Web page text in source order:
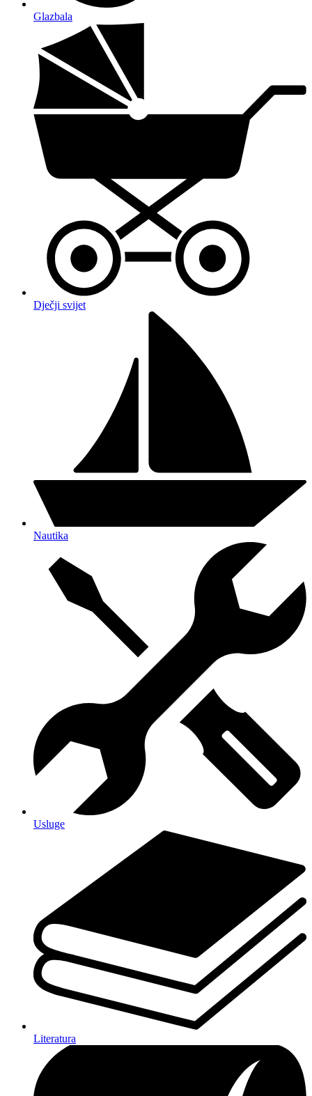
Glazbala
Dječji svijet
Nautika
Usluge
Literatura